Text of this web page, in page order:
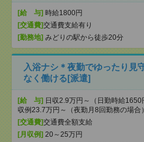
[給 与] 時給1800円
[交通費]交通費支給有り
[勤務地] みどりの駅から徒歩20分
入浴ナシ＊夜勤でゆったり見
なく働ける[派遣]
[給 与] 日収2.9万円～（日勤時給
収例23.7万円～（夜勤月8回勤務の場合）
[交通費]交通費全額支給
[月収例] 20～25万円